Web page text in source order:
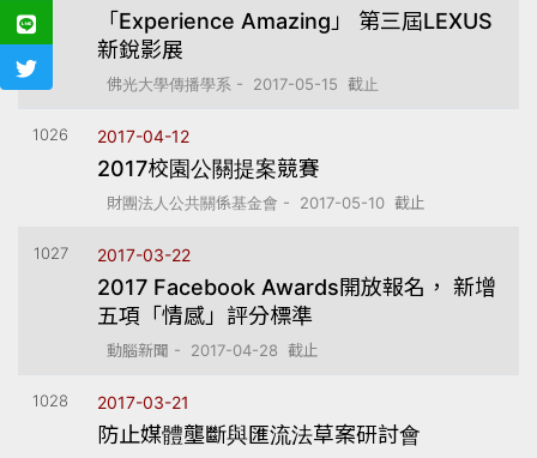
「Experience Amazing」 第三屆LEXUS
新銳影展
佛光大學傳播學系 - 2017-05-15 截止
1026 2017-04-12
2017校園公關提案競賽
財團法人公共關係基金會 - 2017-05-10 截止
1027 2017-03-22
2017 Facebook Awards開放報名， 新增
五項「情感」評分標準
動腦新聞 - 2017-04-28 截止
1028 2017-03-21
防止媒體壟斷與匯流法草案研討會